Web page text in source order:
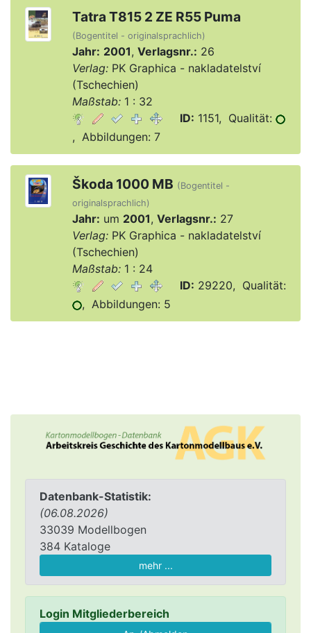
Datenbank-Statistik:
(06.08.2026)
33039 Modellbogen
384 Kataloge
mehr ...
Login Mitgliederbereich
Tatra T815 2 ZE R55 Puma
(Bogentitel - originalsprachlich)
Jahr: 2001, Verlagsnr.: 26
Verlag:PK Graphica - nakladatelství
(Tschechien)
Maßstab:1 : 32
ID: 1151, Qualität:
, Abbildungen: 7
Škoda 1000 MB (Bogentitel -
originalsprachlich)
Jahr: um 2001, Verlagsnr.: 27
Verlag:PK Graphica - nakladatelství
(Tschechien)
Maßstab:1 : 24
ID: 29220, Qualität:
, Abbildungen: 5